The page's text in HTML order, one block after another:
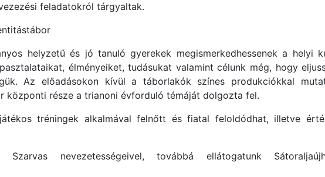
feladatokról tárgyaltak.
helyzetű és jó tanuló gyerekek megismerkedhessenek a helyi
élményeiket, tudásukat valamint célunk még, hogy
Az előadásokon kívül a táborlakók színes produkciókkal
központi része a trianoni évforduló témáját dolgozta fel.
tréningek alkalmával felnőtt és fiatal feloldódhat, illetve
Szarvas nevezetességeivel, továbbá ellátogatunk